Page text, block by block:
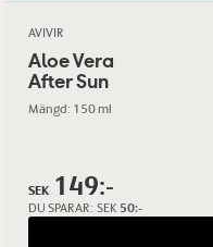
AVIVIR
Aloe Vera
After Sun
Mängd: 150 ml
SEK 149:-
DU SPARAR: SEK 50:-